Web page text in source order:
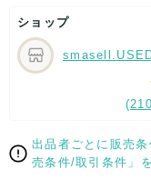
こちらはUSED品にな
特記する程のダメージ
ダメージがある場合
表記サイズ：40
ショップ
出品者ごとに販売
売条件/取引条件」